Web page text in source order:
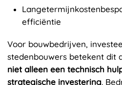
efficiëntie
Voor bouwbedrijven,
stedenbouwers betekent dit
niet alleen een technisch
strategische investering.